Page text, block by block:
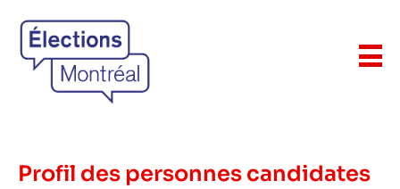
Profil des personnes candidates